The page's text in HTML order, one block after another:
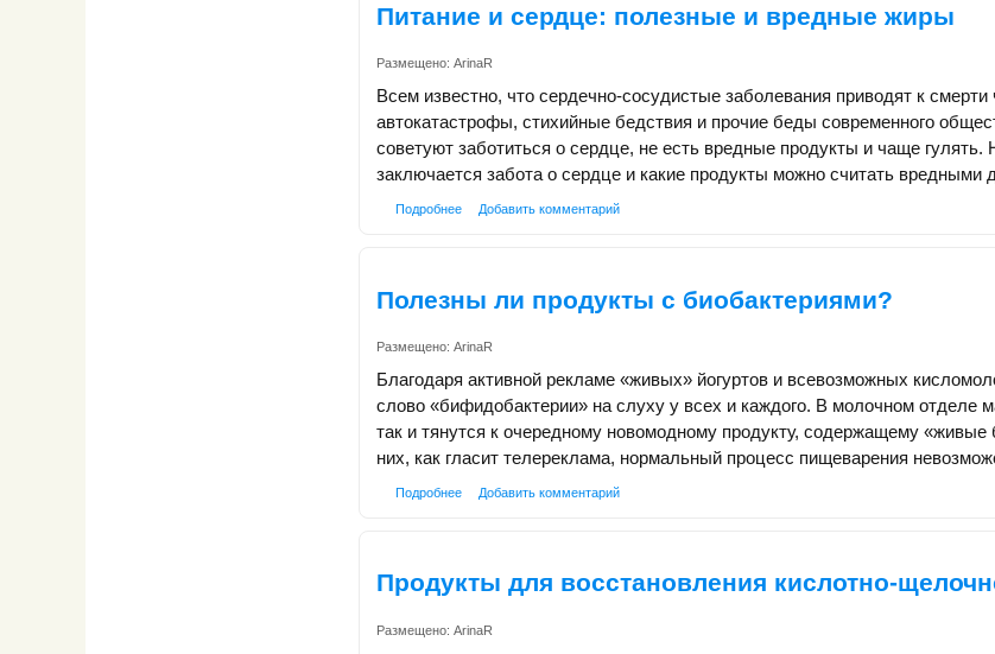
Питание и сердце: полезные и вредные жиры
Размещено: ArinaR
Всем известно, что сердечно-сосудистые заболевания приводят к
автокатастрофы, стихийные бедствия и прочие беды современного
советуют заботиться о сердце, не есть вредные продукты и чаще гулять.
заключается забота о сердце и какие продукты можно считать вредными
Подробнее Добавить комментарий
Полезны ли продукты с биобактериями?
Размещено: ArinaR
Благодаря активной рекламе «живых» йогуртов и всевозможных
слово «бифидобактерии» на слуху у всех и каждого. В молочном отделе
так и тянутся к очередному новомодному продукту, содержащему «живые
них, как гласит телереклама, нормальный процесс пищеварения
Подробнее Добавить комментарий
Продукты для восстановления кислотно-
Размещено: ArinaR